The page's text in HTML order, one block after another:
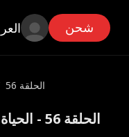
شحن
الحلقة 56
الحلقة